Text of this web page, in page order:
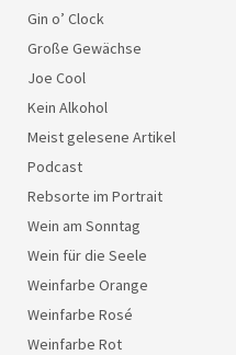
Gin o’ Clock
Große Gewächse
Joe Cool
Kein Alkohol
Meist gelesene Artikel
Podcast
Rebsorte im Portrait
Wein am Sonntag
Wein für die Seele
Weinfarbe Orange
Weinfarbe Rosé
Weinfarbe Rot